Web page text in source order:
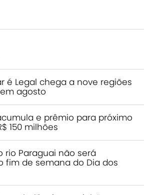
é Legal chega a nove regiões
agosto
e prêmio para próximo
150 milhões
rio Paraguai não será
fim de semana do Dia dos